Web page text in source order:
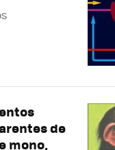
de
mono,